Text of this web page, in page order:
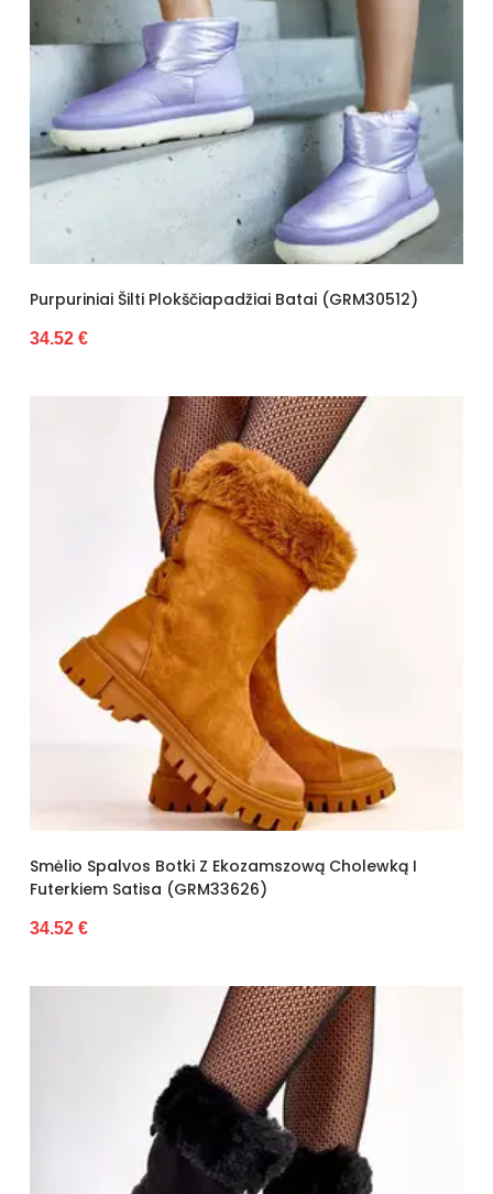
Purpuriniai Šilti Plokščiapadžiai Batai (GRM30512)
34.52 €
Smėlio Spalvos Botki Z Ekozamszową Cholewką I
Futerkiem Satisa (GRM33626)
34.52 €